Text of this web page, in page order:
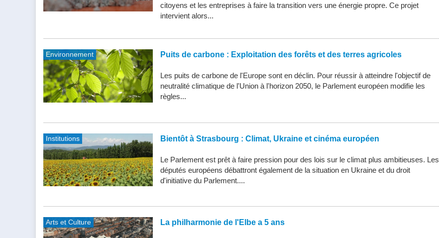
citoyens et les entreprises à faire la transition vers une énergie propre. Ce projet
intervient alors...
Environnement Puits de carbone : Exploitation des forêts et des terres agricoles
Les puits de carbone de l'Europe sont en déclin. Pour réussir à atteindre l'objectif de
neutralité climatique de l'Union à l'horizon 2050, le Parlement européen modifie les
règles...
Institutions Bientôt à Strasbourg : Climat, Ukraine et cinéma européen
Le Parlement est prêt à faire pression pour des lois sur le climat plus ambitieuses. Les
députés européens débattront également de la situation en Ukraine et du droit
d'initiative du Parlement....
Arts et Culture La philharmonie de l'Elbe a 5 ans